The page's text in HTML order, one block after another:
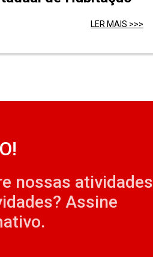
LER MAIS >>>
nossas atividades
Assine